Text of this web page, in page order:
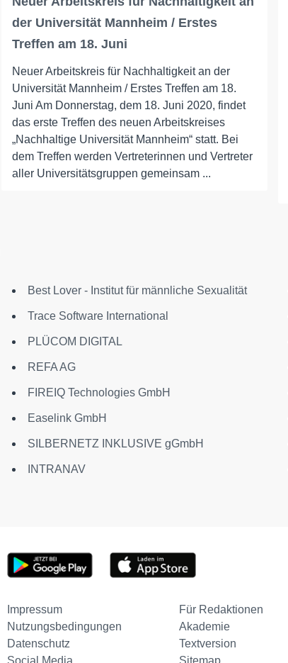
der Universität Mannheim / Erstes
Treffen am 18. Juni
Neuer Arbeitskreis für Nachhaltigkeit an der
Universität Mannheim / Erstes Treffen am 18.
Juni Am Donnerstag, dem 18. Juni 2020, findet
das erste Treffen des neuen Arbeitskreises
„Nachhaltige Universität Mannheim“ statt. Bei
dem Treffen werden Vertreterinnen und Vertreter
aller Universitätsgruppen gemeinsam ...
Best Lover - Institut für männliche Sexualität
Trace Software International
PLÜCOM DIGITAL
REFA AG
FIREIQ Technologies GmbH
Easelink GmbH
SILBERNETZ INKLUSIVE gGmbH
INTRANAV
Impressum Für Redaktionen
Nutzungsbedingungen
Akademie
Datenschutz
Textversion
Social Media
Sitemap